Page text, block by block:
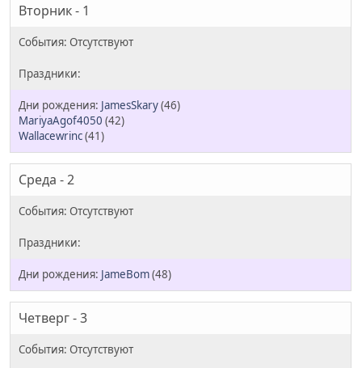
Вторник - 1
JamesSkary(46)
MariyaAgof4050 (42)
Wallacewrinc(41)
Среда - 2
JameBom(48)
Четверг - 3